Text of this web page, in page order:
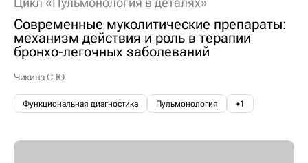
Современные муколитические препараты:
механизм действия и роль в терапии
бронхо-легочных заболеваний
Чикина С.Ю.
Функциональная диагностика Пульмонология +1